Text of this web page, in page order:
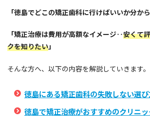
「徳島でどこの矯正歯科に行けばいいか分から
「矯正治療は費用が高額なイメージ‥安くて
クを知りたい」
そんな方へ、以下の内容を解説していきます。
徳島にある矯正歯科の失敗しない選
徳島で矯正治療がおすすめのクリニ